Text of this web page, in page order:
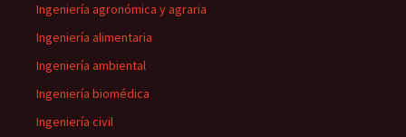
Ingeniería agronómica y agraria
Ingeniería alimentaria
Ingeniería ambiental
Ingeniería biomédica
Ingeniería civil